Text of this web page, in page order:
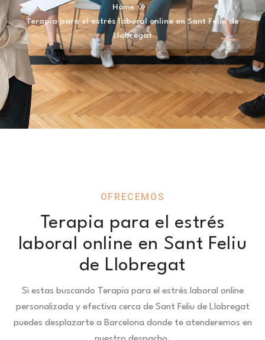
Home
Terapia para el estrés laboral online en Sant Feliu de
Llobregat
OFRECEMOS
Terapia para el estrés
laboral online en Sant Feliu
de Llobregat
Si estas buscando Terapia para el estrés laboral online
personalizada y efectiva cerca de Sant Feliu de Llobregat
puedes desplazarte a Barcelona donde te atenderemos en